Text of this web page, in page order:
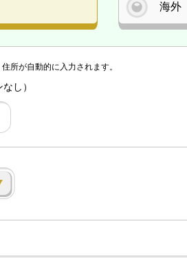
海外
所が自動的に入力されます。
し）